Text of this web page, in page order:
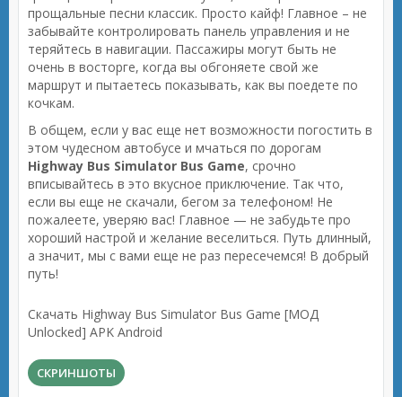
прощальные песни классик. Просто кайф! Главное – не
забывайте контролировать панель управления и не
теряйтесь в навигации. Пассажиры могут быть не
очень в восторге, когда вы обгоняете свой же
маршрут и пытаетесь показывать, как вы поедете по
кочкам.
В общем, если у вас еще нет возможности погостить в
этом чудесном автобусе и мчаться по дорогам
Highway Bus Simulator Bus Game, срочно
вписывайтесь в это вкусное приключение. Так что,
если вы еще не скачали, бегом за телефоном! Не
пожалеете, уверяю вас! Главное — не забудьте про
хороший настрой и желание веселиться. Путь длинный,
а значит, мы с вами еще не раз пересечемся! В добрый
путь!
Скачать Highway Bus Simulator Bus Game [МОД
Unlocked] APK Android
СКРИНШОТЫ